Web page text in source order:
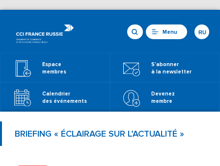
Menu
Espace
membres
S'abonner
à la newsletter
Calendrier
des événements
Devenez
membre
RU
BRIEFING « ÉCLAIRAGE SUR L’ACTUALITÉ »